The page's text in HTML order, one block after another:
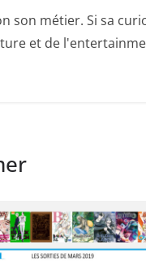
son métier. Si sa
et de